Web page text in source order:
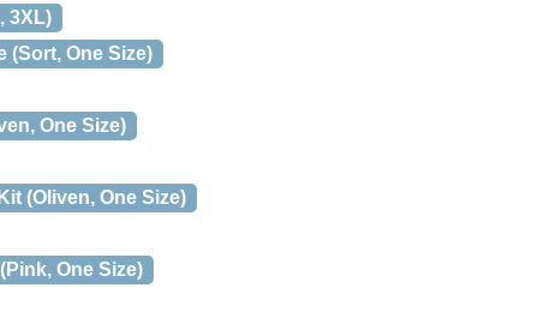
3XL)
(Sort, One Size)
One Size)
(Oliven, One Size)
One Size)